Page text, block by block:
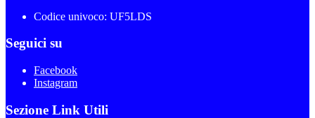
Codice univoco: UF5LDS
Seguici su
Facebook
Instagram
Sezione Link Utili